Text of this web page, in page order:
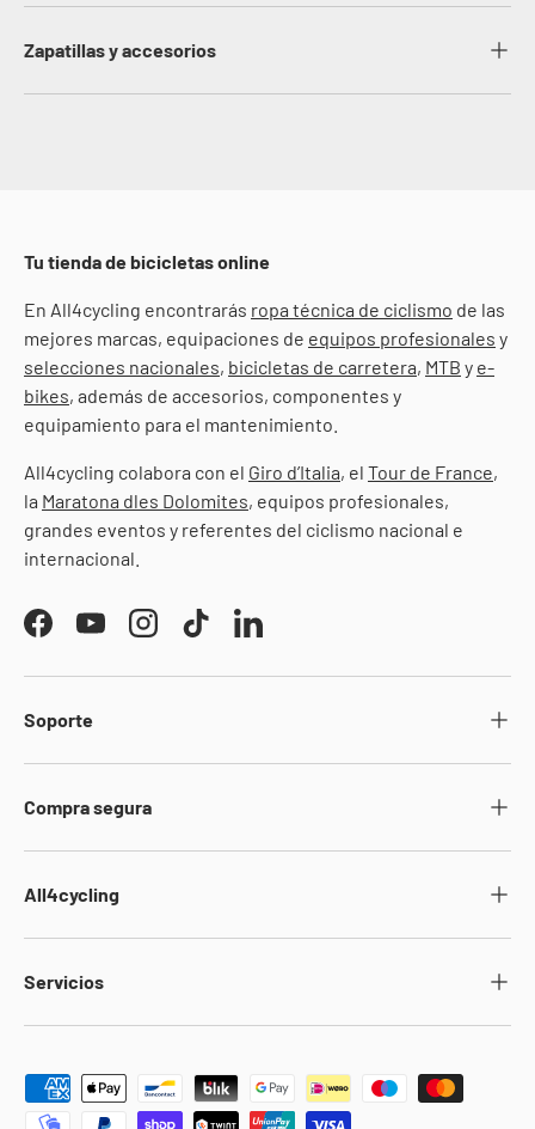
Zapatillas y accesorios
Tu tienda de bicicletas online
En All4cycling encontrarás ropa técnica de ciclismo de las
mejores marcas, equipaciones de equipos profesionales y
selecciones nacionales, bicicletas de carretera, MTB y e-
bikes, además de accesorios, componentes y
equipamiento para el mantenimiento.
All4cycling colabora con el Giro d’Italia, el Tour de France,
la Maratona dles Dolomites, equipos profesionales,
grandes eventos y referentes del ciclismo nacional e
internacional.
FacebookYouTubeInstagramTikTokLinkedIn
Soporte
Compra segura
All4cycling
Servicios
Formas de pago aceptadas